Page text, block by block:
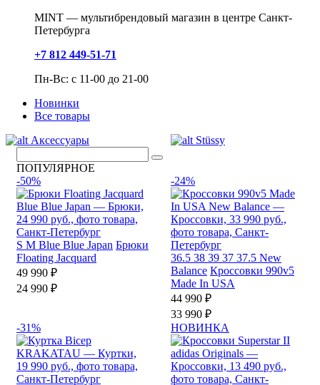
MINT — мультибрендовый магазин в центре Санкт-
Петербурга
+7 812 449-51-71
Пн-Вс: с 11-00 до 21-00
Новинки
Все товары
Аксессуары
Stüssy
ПОПУЛЯРНОЕ
-50%
S M Blue Blue Japan Брюки
Floating Jacquard
49 990 ₽
24 990 ₽
-24%
36.5 38 39 37 37.5 New
Balance Кроссовки 990v5
Made In USA
44 990 ₽
33 990 ₽
-31%
НОВИНКА